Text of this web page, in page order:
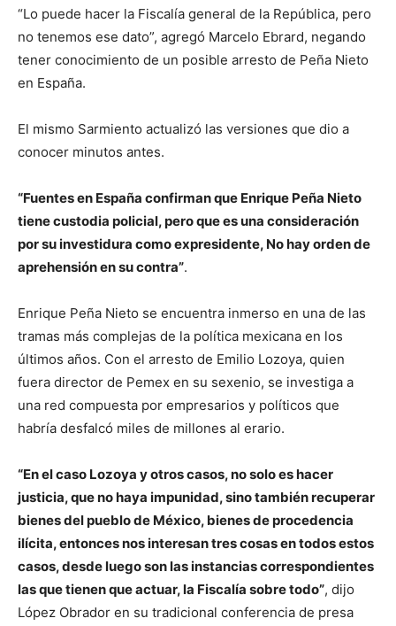
“Lo puede hacer la Fiscalía general de la República, pero
no tenemos ese dato”, agregó Marcelo Ebrard, negando
tener conocimiento de un posible arresto de Peña Nieto
en España.
El mismo Sarmiento actualizó las versiones que dio a
conocer minutos antes.
“Fuentes en España confirman que Enrique Peña Nieto
tiene custodia policial, pero que es una consideración
por su investidura como expresidente, No hay orden de
aprehensión en su contra”.
Enrique Peña Nieto se encuentra inmerso en una de las
tramas más complejas de la política mexicana en los
últimos años. Con el arresto de Emilio Lozoya, quien
fuera director de Pemex en su sexenio, se investiga a
una red compuesta por empresarios y políticos que
habría desfalcó miles de millones al erario.
“En el caso Lozoya y otros casos, no solo es hacer
justicia, que no haya impunidad, sino también recuperar
bienes del pueblo de México, bienes de procedencia
ilícita, entonces nos interesan tres cosas en todos estos
casos, desde luego son las instancias correspondientes
las que tienen que actuar, la Fiscalía sobre todo”, dijo
López Obrador en su tradicional conferencia de presa